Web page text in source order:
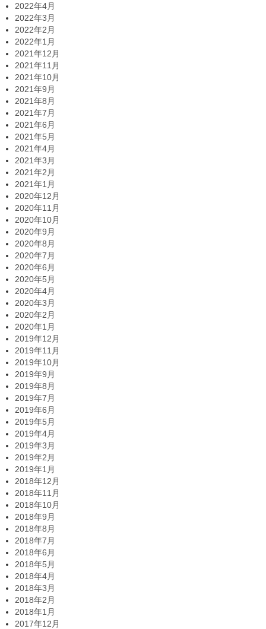
2022年4月
2022年3月
2022年2月
2022年1月
2021年12月
2021年11月
2021年10月
2021年9月
2021年8月
2021年7月
2021年6月
2021年5月
2021年4月
2021年3月
2021年2月
2021年1月
2020年12月
2020年11月
2020年10月
2020年9月
2020年8月
2020年7月
2020年6月
2020年5月
2020年4月
2020年3月
2020年2月
2020年1月
2019年12月
2019年11月
2019年10月
2019年9月
2019年8月
2019年7月
2019年6月
2019年5月
2019年4月
2019年3月
2019年2月
2019年1月
2018年12月
2018年11月
2018年10月
2018年9月
2018年8月
2018年7月
2018年6月
2018年5月
2018年4月
2018年3月
2018年2月
2018年1月
2017年12月